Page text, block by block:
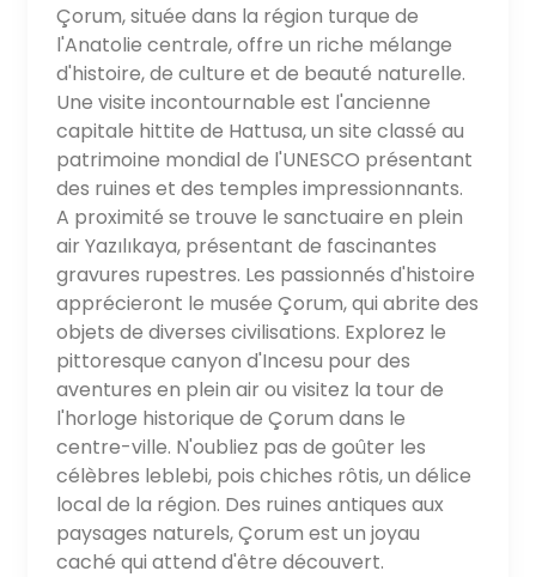
Çorum, située dans la région turque de
l'Anatolie centrale, offre un riche mélange
d'histoire, de culture et de beauté naturelle.
Une visite incontournable est l'ancienne
capitale hittite de Hattusa, un site classé au
patrimoine mondial de l'UNESCO présentant
des ruines et des temples impressionnants.
A proximité se trouve le sanctuaire en plein
air Yazılıkaya, présentant de fascinantes
gravures rupestres. Les passionnés d'histoire
apprécieront le musée Çorum, qui abrite des
objets de diverses civilisations. Explorez le
pittoresque canyon d'Incesu pour des
aventures en plein air ou visitez la tour de
l'horloge historique de Çorum dans le
centre-ville. N'oubliez pas de goûter les
célèbres leblebi, pois chiches rôtis, un délice
local de la région. Des ruines antiques aux
paysages naturels, Çorum est un joyau
caché qui attend d'être découvert.